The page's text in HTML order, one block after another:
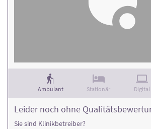
Ambulant Stationär Digital
Leider noch ohne
Sie sind Klinikbetreiber?